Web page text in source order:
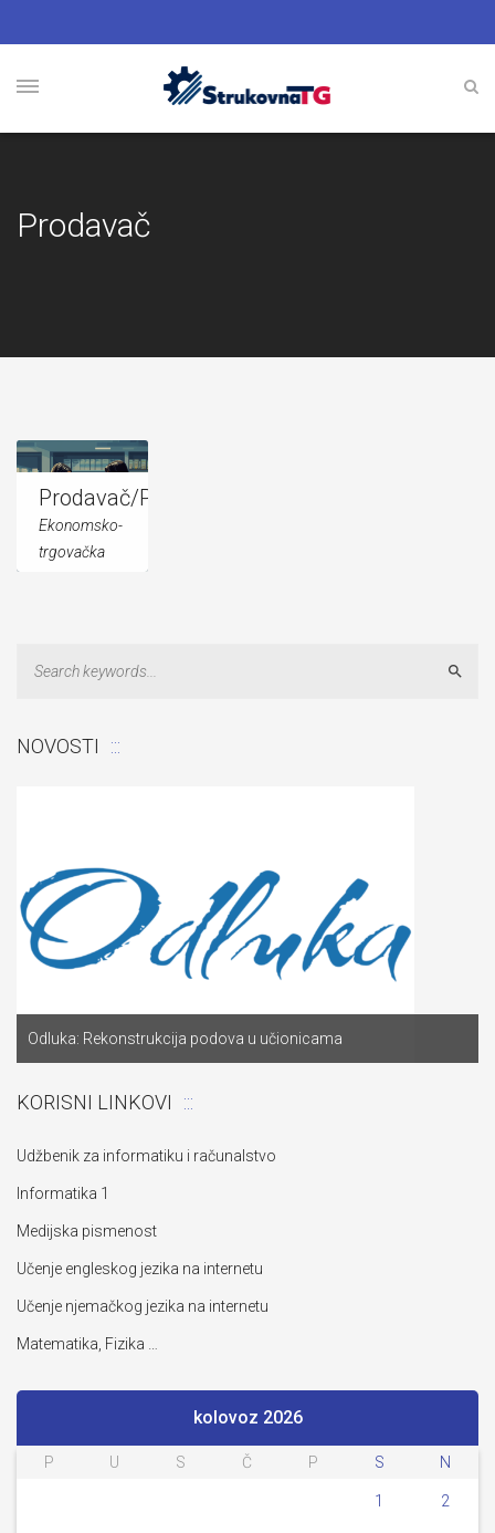
Prodavač
Prodavač/Prodavačica
Ekonomsko-
trgovačka
title="Nastavni
program"
NOVOSTI
Odluka: Rekonstrukcija podova u učionicama
KORISNI LINKOVI
Udžbenik za informatiku i računalstvo
Informatika 1
Medijska pismenost
Učenje engleskog jezika na internetu
Učenje njemačkog jezika na internetu
Matematika, Fizika …
kolovoz 2026
P U S Č P S N
1 2